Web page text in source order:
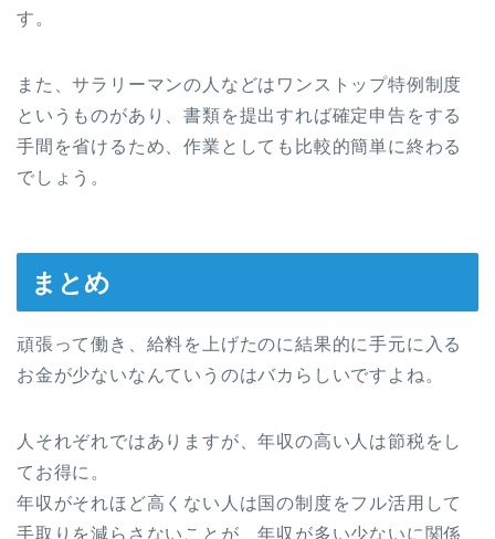
す。
また、サラリーマンの人などはワンストップ特例制度
というものがあり、書類を提出すれば確定申告をする
手間を省けるため、作業としても比較的簡単に終わる
でしょう。
まとめ
頑張って働き、給料を上げたのに結果的に手元に入る
お金が少ないなんていうのはバカらしいですよね。
人それぞれではありますが、年収の高い人は節税をし
てお得に。
年収がそれほど高くない人は国の制度をフル活用して
手取りを減らさないことが、年収が多い少ないに関係